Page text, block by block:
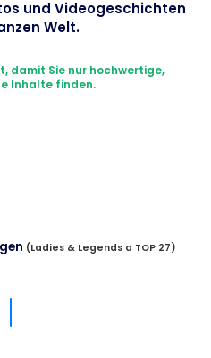
und Videogeschichten
Welt.
damit Sie nur hochwertige,
Inhalte finden.
(Ladies & Legends a TOP 27)